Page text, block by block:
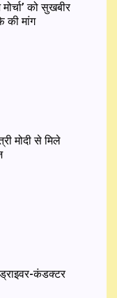
को सुखबीर
की मांग
मोदी से मिले
कंडक्टर